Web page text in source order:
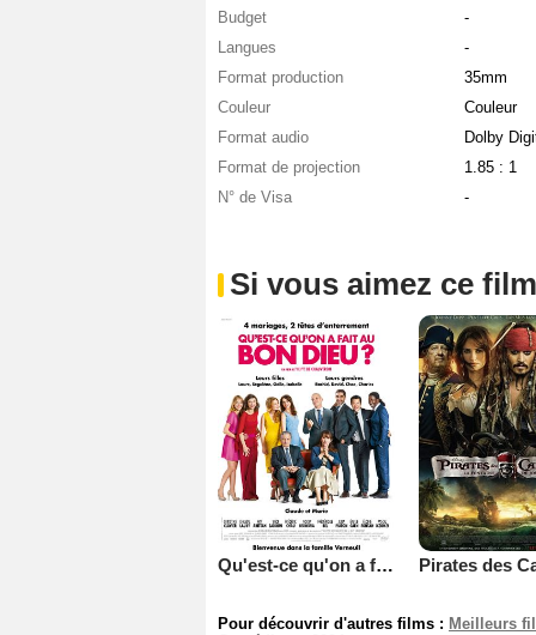
Budget
-
Langues
-
Format production
35mm
Couleur
Couleur
Format audio
Dolby
Format de projection
1.85 : 1
N° de Visa
-
Si vous aimez ce
Qu'est-ce qu'on a fait au Bon Dieu?
Pour découvrir d'autres films : Meilleurs